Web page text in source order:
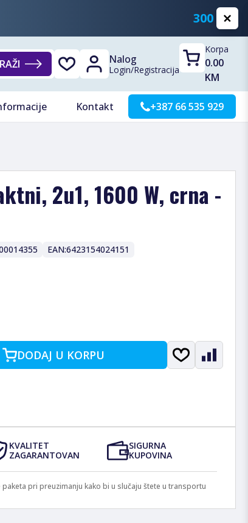
300 KM
Nalog
Login/Registracija
Korpa
0.00
KM
Kontakt +387 66 535 929
2u1, 1600 W, crna -
EAN:6423154024151
DODAJ U KORPU
KVALITET
ZAGARANTOVAN
SIGURNA
KUPOVINA
paketa pri preuzimanju kako bi u slučaju štete u transportu